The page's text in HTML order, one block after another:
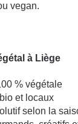
vegan.
à Liège
% végétale
et locaux
selon la